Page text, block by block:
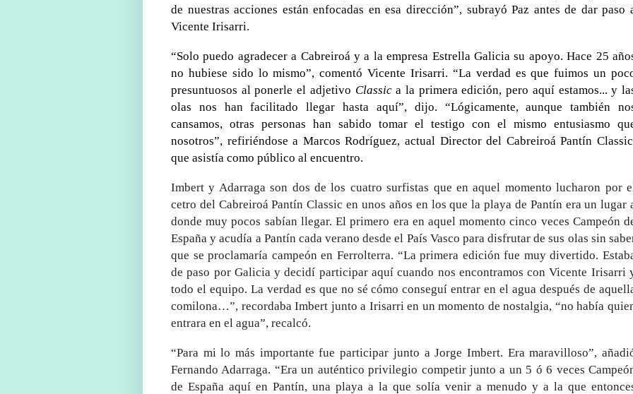
de nuestras acciones están enfocadas en esa dirección”, subrayó Paz antes de dar paso
Vicente Irisarri.
“Solo puedo agradecer a Cabreiroá y a la empresa Estrella Galicia su apoyo. Hace 25
no hubiese sido lo mismo”, comentó Vicente Irisarri. “La verdad es que fuimos un
presuntuosos al ponerle el adjetivo Classica la primera edición, pero aquí estamos... y
olas nos han facilitado llegar hasta aquí”, dijo. “Lógicamente, aunque también
cansamos, otras personas han sabido tomar el testigo con el mismo entusiasmo
nosotros”, refiriéndose a Marcos Rodríguez, actual Director del Cabreiroá Pantín
que asistía como público al encuentro.
Imbert y Adarraga son dos de los cuatro surfistas que en aquel momento lucharon por
cetro del Cabreiroá Pantín Classic en unos años en los que la playa de Pantín era un lugar
donde muy pocos sabían llegar. El primero era en aquel momento cinco veces Campeón
España y acudía a Pantín cada verano desde el País Vasco para disfrutar de sus olas sin
que se proclamaría campeón en Ferrolterra. “La primera edición fue muy divertido.
de paso por Galicia y decidí participar aquí cuando nos encontramos con Vicente Irisarri
todo el equipo. La verdad es que no sé cómo conseguí entrar en el agua después de
comilona…”, recordaba Imbert junto a Irisarri en un momento de nostalgia, “no había
entrara en el agua”, recalcó.
“Para mi lo más importante fue participar junto a Jorge Imbert. Era maravilloso”,
Fernando Adarraga. “Era un auténtico privilegio competir junto a un 5 ó 6 veces
de España aquí en Pantín, una playa a la que solía venir a menudo y a la que